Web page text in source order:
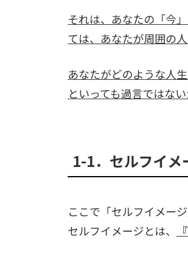
それは、あなたの「今
ては、あなたが周囲の
あなたがどのような人
といっても過言ではな
1-1．セルフイメ
ここで「セルフイメー
セルフイメージとは、